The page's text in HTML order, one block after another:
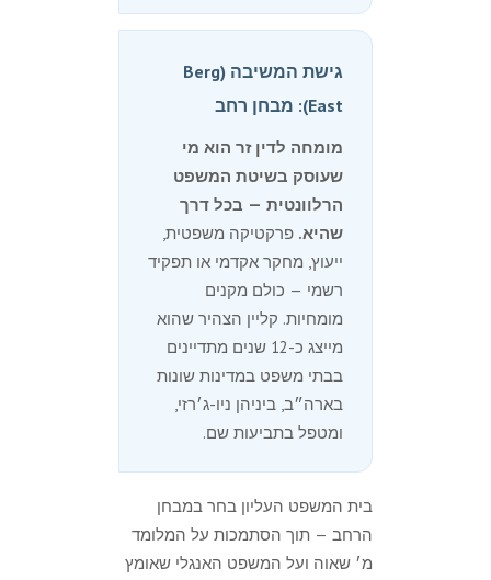
גישת המשיבה (Berg
East): מבחן רחב
מומחה לדין זר הוא מי
שעוסק בשיטת המשפט
הרלוונטית — בכל דרך
שהיא. פרקטיקה משפטית,
ייעוץ, מחקר אקדמי או תפקיד
רשמי — כולם מקנים
מומחיות. קליין הצהיר שהוא
מייצג כ-12 שנים מתדיינים
בבתי משפט במדינות שונות
בארה״ב, ביניהן ניו-ג׳רזי,
ומטפל בתביעות שם.
בית המשפט העליון בחר במבחן
הרחב — תוך הסתמכות על המלומד
מ׳ שאוה ועל המשפט האנגלי שאומץ